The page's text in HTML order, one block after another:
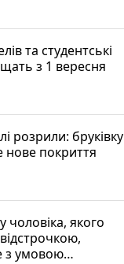
та студентські
з 1 вересня
розрили: бруківку
нове покриття
чоловіка, якого
з умовою…